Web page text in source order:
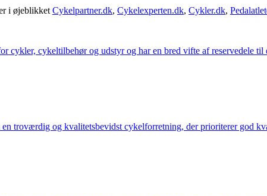
i øjeblikket Cykelpartner.dk, Cykelexperten.dk, Cykler.dk,
cykler, cykeltilbehør og udstyr og har en bred vifte af reservedele
troværdig og kvalitetsbevidst cykelforretning, der prioriterer god